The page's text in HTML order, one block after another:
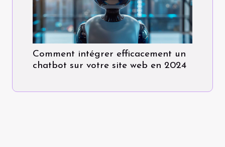
Comment intégrer efficacement un
chatbot sur votre site web en 2024